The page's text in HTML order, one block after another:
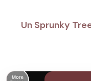
Un Sprunky